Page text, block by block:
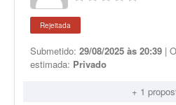
Rejeitada
Submetido: 29/08/2025 às 20:39 |
estimada: Privado
+ 1